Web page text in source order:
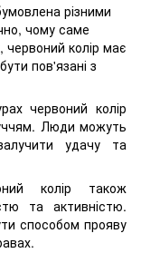
різними
чому саме
колір має
пов'язані з
червоний колір
Люди можуть
удачу та
колір також
та активністю.
способом прояву